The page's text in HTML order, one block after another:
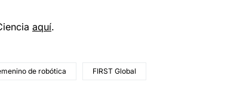
aquí.
de robótica FIRST Global